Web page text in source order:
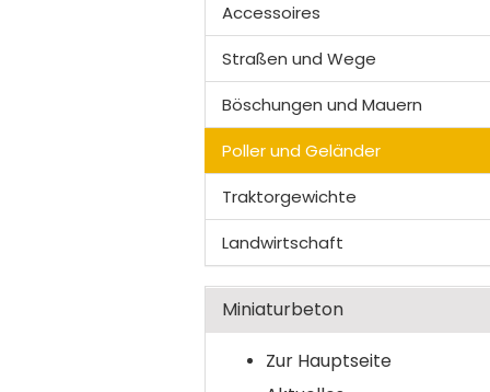
Accessoires
Straßen und Wege
Böschungen und Mauern
Poller und Geländer
Traktorgewichte
Landwirtschaft
Miniaturbeton
Zur Hauptseite